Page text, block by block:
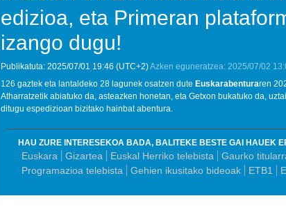
edizioa, eta Primeran
izango dugu!
Publikatuta: 2025/07/01 19:46 (UTC+2)Azken eguneratzea: 2025/07/02
126 gaztek eta lantaldeko 28 lagunek osatzen dute Euskarabenturaren
Atharratzetik abiatuko da, asteazken honetan, eta Getxon bukatuko da,
ditugu espedizioan bizitako hainbat abentura.
HAU ZURE INTERESEKOA BADA, BALITEKE BESTE GAI HAUEK
Euskara Gizartea Euskal Herriko telebista Gaurko
Programazioa telebista
Gehien ikusitako bideoak ETB1